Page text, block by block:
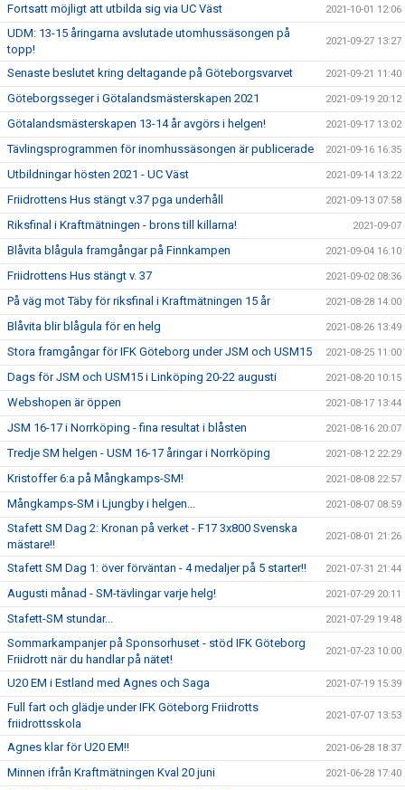
Fortsatt möjligt att utbilda sig via UC Väst 2021-10-01 12:06
UDM: 13-15 åringarna avslutade utomhussäsongen på
topp!
2021-09-27 13:27
Senaste beslutet kring deltagande på Göteborgsvarvet 2021-09-21 11:40
Göteborgsseger i Götalandsmästerskapen 2021 2021-09-19 20:12
Götalandsmästerskapen 13-14 år avgörs i helgen! 2021-09-17 13:02
Tävlingsprogrammen för inomhussäsongen är publicerade 2021-09-16 16:35
Utbildningar hösten 2021 - UC Väst 2021-09-14 13:22
Friidrottens Hus stängt v.37 pga underhåll 2021-09-13 07:58
Riksfinal i Kraftmätningen - brons till killarna! 2021-09-07
Blåvita blågula framgångar på Finnkampen 2021-09-04 16:10
Friidrottens Hus stängt v. 37 2021-09-02 08:36
På väg mot Täby för riksfinal i Kraftmätningen 15 år 2021-08-28 14:00
Blåvita blir blågula för en helg 2021-08-26 13:49
Stora framgångar för IFK Göteborg under JSM och USM15 2021-08-25 11:00
Dags för JSM och USM15 i Linköping 20-22 augusti 2021-08-20 10:15
Webshopen är öppen 2021-08-17 13:44
JSM 16-17 i Norrköping - fina resultat i blåsten 2021-08-16 20:07
Tredje SM helgen - USM 16-17 åringar i Norrköping 2021-08-12 22:29
Kristoffer 6:a på Mångkamps-SM! 2021-08-08 22:57
Mångkamps-SM i Ljungby i helgen... 2021-08-07 08:59
Stafett SM Dag 2: Kronan på verket - F17 3x800 Svenska
mästare!!
2021-08-01 21:26
Stafett SM Dag 1: över förväntan - 4 medaljer på 5 starter!! 2021-07-31 21:44
Augusti månad - SM-tävlingar varje helg! 2021-07-29 20:11
Stafett-SM stundar... 2021-07-29 19:48
Sommarkampanjer på Sponsorhuset - stöd IFK Göteborg
Friidrott när du handlar på nätet!
2021-07-23 10:00
U20 EM i Estland med Agnes och Saga 2021-07-19 15:39
Full fart och glädje under IFK Göteborg Friidrotts
friidrottsskola
2021-07-07 13:53
Agnes klar för U20 EM!! 2021-06-28 18:37
Minnen ifrån Kraftmätningen Kval 20 juni 2021-06-28 17:40